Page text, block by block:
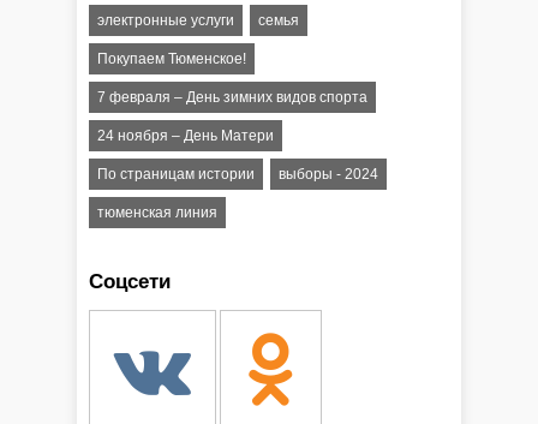
электронные услуги семья
Покупаем Тюменское!
7 февраля – День зимних видов спорта
24 ноября – День Матери
По страницам истории выборы - 2024
тюменская линия
Соцсети